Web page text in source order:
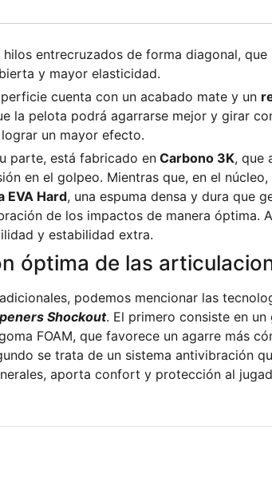
entrecruzados de forma diagonal, que
y mayor elasticidad.
cuenta con un acabado mate y un
la pelota podrá agarrarse mejor y girar
un mayor efecto.
parte, está fabricado en Carbono 3K, que
en el golpeo. Mientras que, en el núcleo,
EVA Hard, una espuma densa y dura que
de los impactos de manera óptima.
y estabilidad extra.
óptima de las
podemos mencionar las
Shockout. El primero consiste en un
FOAM, que favorece un agarre más
se trata de un sistema antivibración
aporta confort y protección al